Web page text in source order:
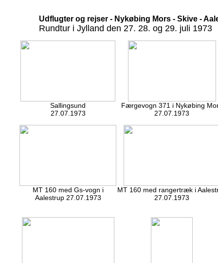
Udflugter og rejser - Nykøbing Mors - Skive -
Rundtur i Jylland den 27. 28. og 29. juli 1973
Sallingsund
27.07.1973
Færgevogn 371 i Nykøbing
27.07.1973
MT 160 med Gs-vogn i
Aalestrup 27.07.1973
MT 160 med rangertræk i
27.07.1973